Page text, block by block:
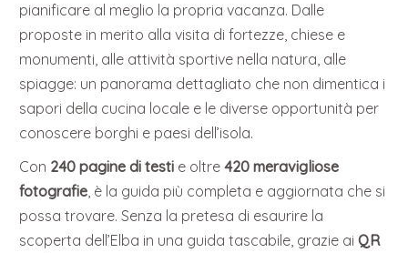
pianificare al meglio la propria vacanza. Dalle
proposte in merito alla visita di fortezze, chiese e
monumenti, alle attività sportive nella natura, alle
spiagge: un panorama dettagliato che non dimentica i
sapori della cucina locale e le diverse opportunità per
conoscere borghi e paesi dell’isola.
Con 240 pagine di testi e oltre420 meravigliose
fotografie, è la guida più completa e aggiornata che si
possa trovare. Senza la pretesa di esaurire la
scoperta dell’Elba in una guida tascabile, grazie aiQR